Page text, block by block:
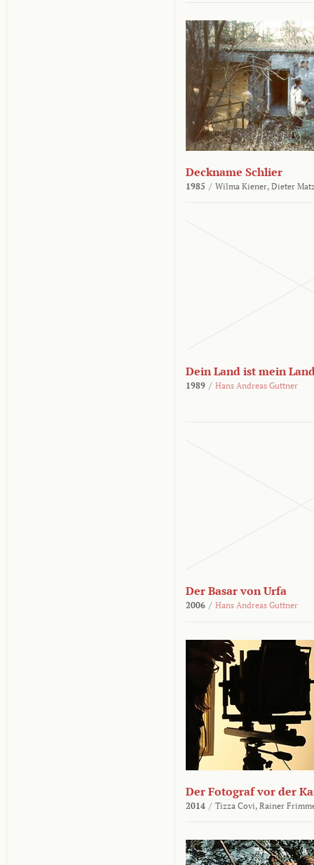
Deckname Schlier
1985 / Wilma Kiener, Dieter
Dein Land ist mein
1989 / Hans Andreas Guttner
Der Basar von Urfa
2006 / Hans Andreas Guttner
Der Fotograf vor der
2014 / Tizza Covi, Rainer